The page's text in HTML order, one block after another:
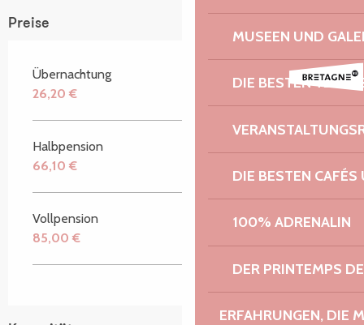
MUSEEN UND
DIE BESTEN
DIE BESTEN
100% ADRENALIN
DER PRINTEMPS
ERFAHRUNGEN, DIE
Preise
Übernachtung
26,20 €
Halbpension
66,10 €
Vollpension
85,00 €